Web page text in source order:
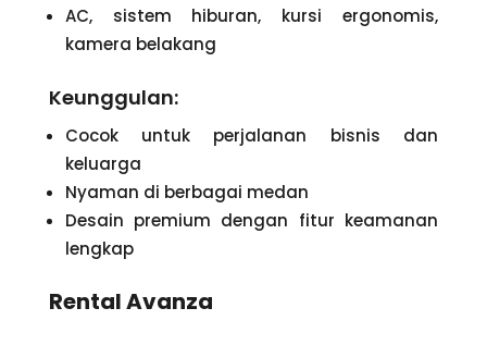
AC, sistem hiburan, kursi ergonomis,
kamera belakang
Keunggulan:
Cocok untuk perjalanan bisnis dan
keluarga
Nyaman di berbagai medan
Desain premium dengan fitur keamanan
lengkap
Rental Avanza